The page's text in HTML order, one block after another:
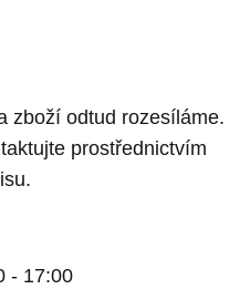
zboží odtud rozesíláme.
prostřednictvím
- 17:00